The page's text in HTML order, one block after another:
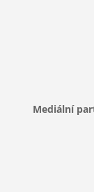
Mediální